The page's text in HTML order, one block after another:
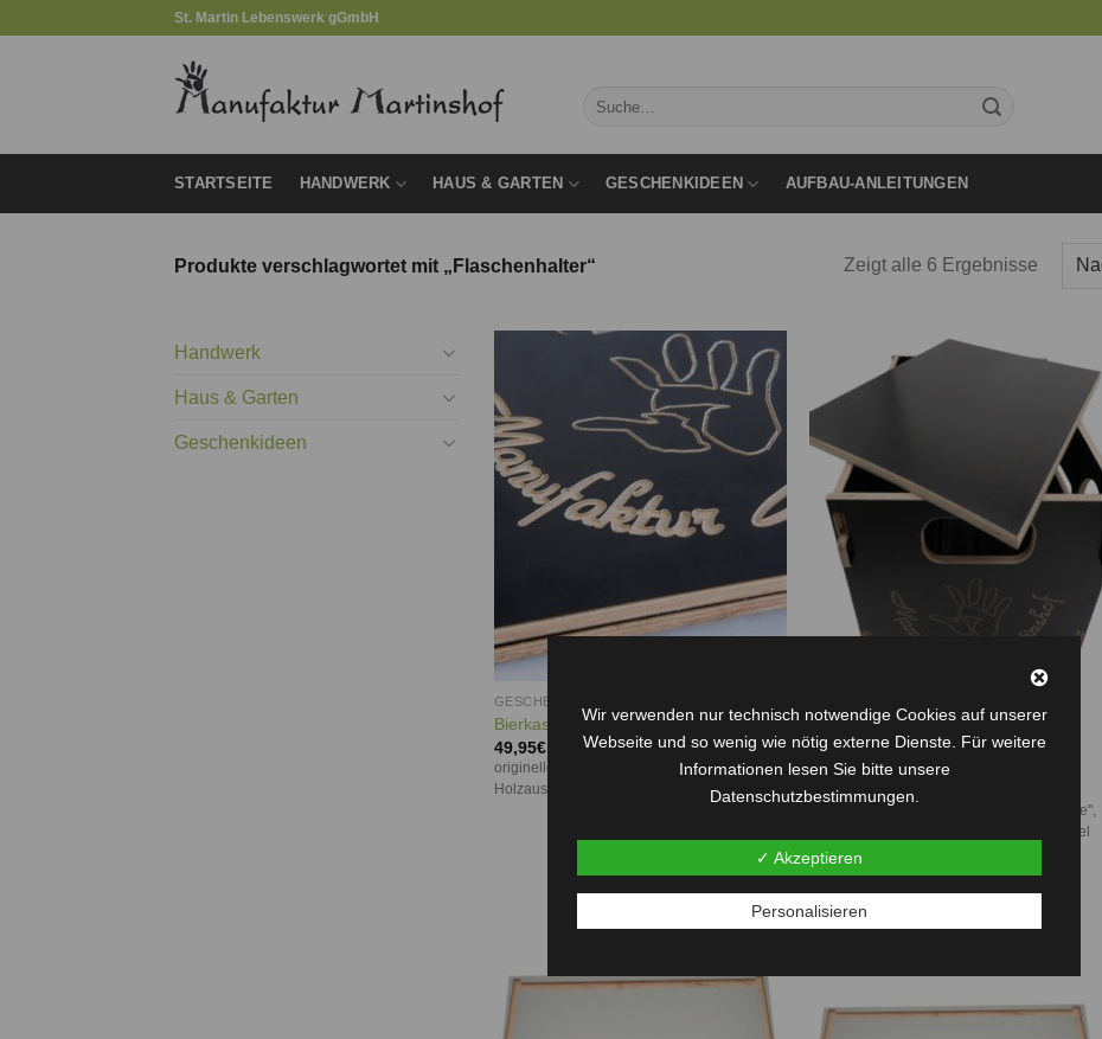
St. Martin Lebenswerk gGmbH
STARTSEITE HANDWERK HAUS & GARTEN GESCHENKIDEEN AUFBAU-ANLEITUNGEN
Produkte verschlagwortet mit „Flaschenhalter“ Zeigt alle 6 Ergebnisse
Handwerk
Haus & Garten
Geschenkideen
Auf die
Wunschliste
GESCHENKIDEEN
Bierkasten “Flaschenrutsche”
49,95€– 55,95€
origineller Bierkasten in hochwertiger
Holzausführung
Wunschliste
Bierkasten “Flaschenrutsche mit
Deckel” in schwarz-braun
Wunschgravur
65,95€
Der originelle, Bierkasten "Flaschenrutsche",
in hochwertiger Holzausführung, mit Deckel
und Wunschgravur, ist in den Farben
schwarz-braun und grau verfügbar.
Wunschliste
Wunschliste
Wir verwenden nur technisch notwendige Cookies auf unserer
Webseite und so wenig wie nötig externe Dienste. Für weitere
Informationen lesen Sie bitte unsere
Datenschutzbestimmungen.
✓ Akzeptieren
Personalisieren